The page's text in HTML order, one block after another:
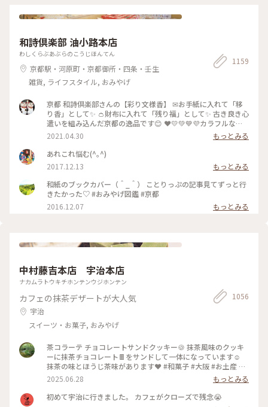
和詩倶楽部 油小路本店
わしくらぶあぶらのこうじほんてん
京都駅・河原町・京都御所・四条・壬生
雑貨, ライフスタイル, おみやげ
1159
京都 和詩倶楽部さんの【彩り文様香】 ✉お手紙に入れて「移
り香」として✨ 👛財布に入れて「残り福」として✨ 古き良き心
遣いを組み込んだ京都の逸品です😊 ❤️💛💚💙💜カラフルな可
愛い「京もの」 持ってるだけで幸せな気持ちになりますよ〜(*
´ᵕ`*) ❁❀✿✾🤍香りは 白檀🤍❁❀✿✾ 伝統文様の説明は写真5
枚目を見てくださいね✨ * 白檀はふくよかで優美さを兼ね備え
高貴な心打つ香りがします(*´˘`*)♡♡♡ 大好きな香りです(｡･
ω･｡)❁。🌼.*･ﾟ .ﾟ･*. * 古代より人の心を捉え 和らげてきた香
り。 お寺にいるような落ち着いた気持ちになります😌 * 今日
で4月も最終日。 過ぎ行く春を名残惜しみ 桜のお香をたきまし
た･:*:･(*´ｴ｀*)･:*:･ 🌸桜だけど 白檀の香りです😆 🐱にゃんこ
のお香立てを見せたかったの〜😜 * 我慢がまんの連休ですが
ども教えていただきました〜😍 Webショップでも買えます
⤵︎ ︎下のスポットから ことりっぷさんの記事がご覧になれます
よ😊 * #花を愉しむ #ことりっぷ京都 #京都 #和紙 #彩り文様香
#包み香 #和詩倶楽部 #わしくらぶ #お土産 #おみやげ #おみや
げ図鑑 #お香 #白檀 #和紙 #こもりっぷ仙台 #カメラ #カメラ初
心者🔰 #fumitubu
2021.04.30
もっとみる
あれこれ悩む(^｡^)
2017.12.13
もっとみる
和紙のブックカバー（＾_＾） ことりっぷの記事見てずっと行
きたかった♡ #おみやげ図鑑 #京都
2016.12.07
もっとみる
中村藤吉本店 宇治本店
ナカムラトウキチホンテンウジホンテン
カフェの抹茶デザートが大人気
宇治
スイーツ・お菓子, おみやげ
1056
茶コラーテ チョコレートサンドクッキー🍪 抹茶風味のクッキ
ーに抹茶チョコレート🍫をサンドして一体になっています☺️
抹茶の味とほうじ茶味があります❤️ #和菓子 #大阪 #お土産 #
京都 #抹茶 #アートな景色 抹茶の生茶ゼリイを本当は買うつも
りだったのですが... 持って歩く🚶のはちょっと… と思って、後
からお店に寄ったら売り切れ！Σ(×_×;)!残念、あの時買って
置けば… 仕方ないので、これにしました。🩷 美味しいクッキ
2025.06.28
もっとみる
初めて宇治に行きました。 カフェがクローズで残念😭